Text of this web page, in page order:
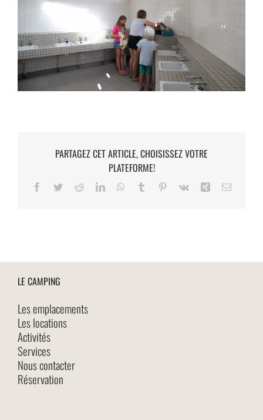
PARTAGEZ CET ARTICLE, CHOISISSEZ VOTRE
PLATEFORME!
Facebook
TwitterRedditLinkedInWhatsApp
Tumblr Pinterest
Vk Xing Email
LE CAMPING
Les emplacements
Les locations
Activités
Services
Nous contacter
Réservation